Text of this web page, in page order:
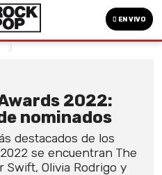
EN VIVO
2022:
nominados
destacados de los
se encuentran The
Swift, Olivia Rodrigo y